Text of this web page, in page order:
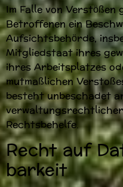
Im Falle von Verstößen
Betroffenen ein
Aufsichtsbehörde,
Mitgliedstaat ihres
ihres Arbeitsplatzes
mutmaßlichen
besteht unbeschadet
Rechtsbehelfe.
Recht auf
barkeit